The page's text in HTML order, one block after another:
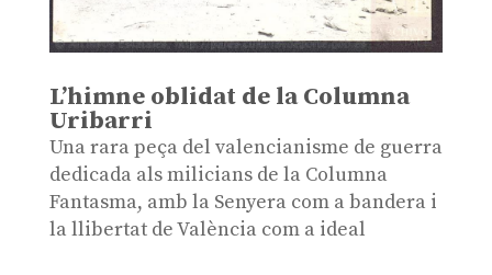
L’himne oblidat de la Columna
Uribarri
Una rara peça del valencianisme de guerra
dedicada als milicians de la Columna
Fantasma, amb la Senyera com a bandera i
la llibertat de València com a ideal